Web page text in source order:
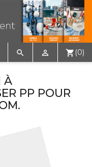
  shopping_cart (0)
À
PP POUR